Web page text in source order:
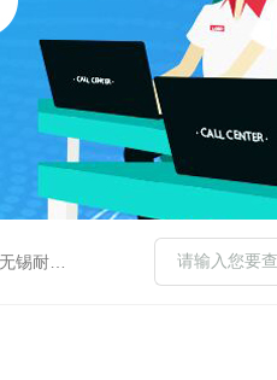
科佰生物